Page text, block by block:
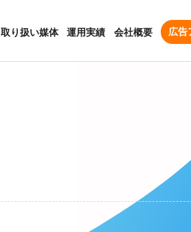
取り扱い媒体 運用実績 会社概要 広告